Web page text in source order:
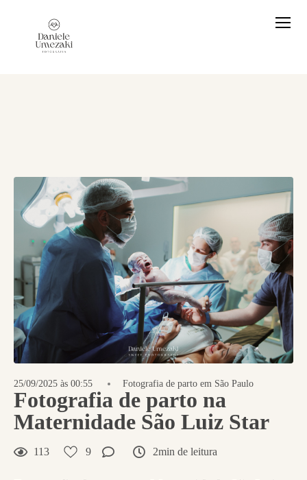
25/09/2025 às 00:55 Fotografia de parto em São Paulo
Fotografia de parto na
Maternidade São Luiz Star
113 9 2min de leitura